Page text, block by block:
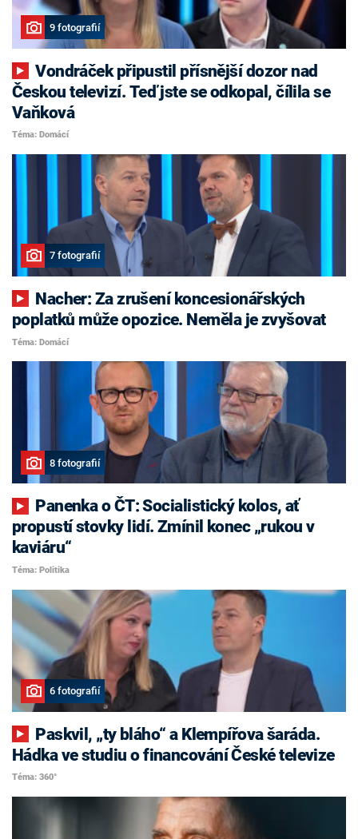
9 fotografií
Vondráček připustil přísnější dozor nad
Českou televizí. Teď jste se odkopal, čílila se
Vaňková
Téma: Domácí
7 fotografií
poplatků může opozice. Neměla je zvyšovat
Téma: Domácí
8 fotografií
propustí stovky lidí. Zmínil konec „rukou v
kaviáru“
Téma: Politika
6 fotografií
Hádka ve studiu o financování České televize
Téma: 360°